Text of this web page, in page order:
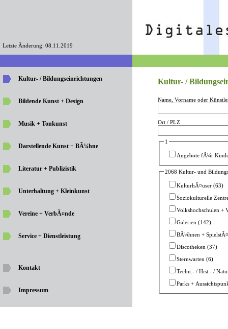
Letzte Änderung: 08.11.2019
Kultur- / Bildungseinrichtungen
Bildende Kunst + Design
Musik + Tonkunst
Darstellende Kunst + BÃ¼hne
Literatur + Publizistik
Unterhaltung + Kleinkunst
Vereine + VerbÃ¤nde
Service + Dienstleistung
Kontakt
Impressum
Kultur- /
Name, Vorname oder
Ort / PLZ
1
Angebote fÃ¼r
2068 Kultur- und
KulturhÃ¤user (63)
Soziokulturelle
Volkshochschulen +
Galerien (142)
BÃ¼hnen +
Discotheken (37)
Sternwarten (6)
Techn.- / Hist.- /
Parks +